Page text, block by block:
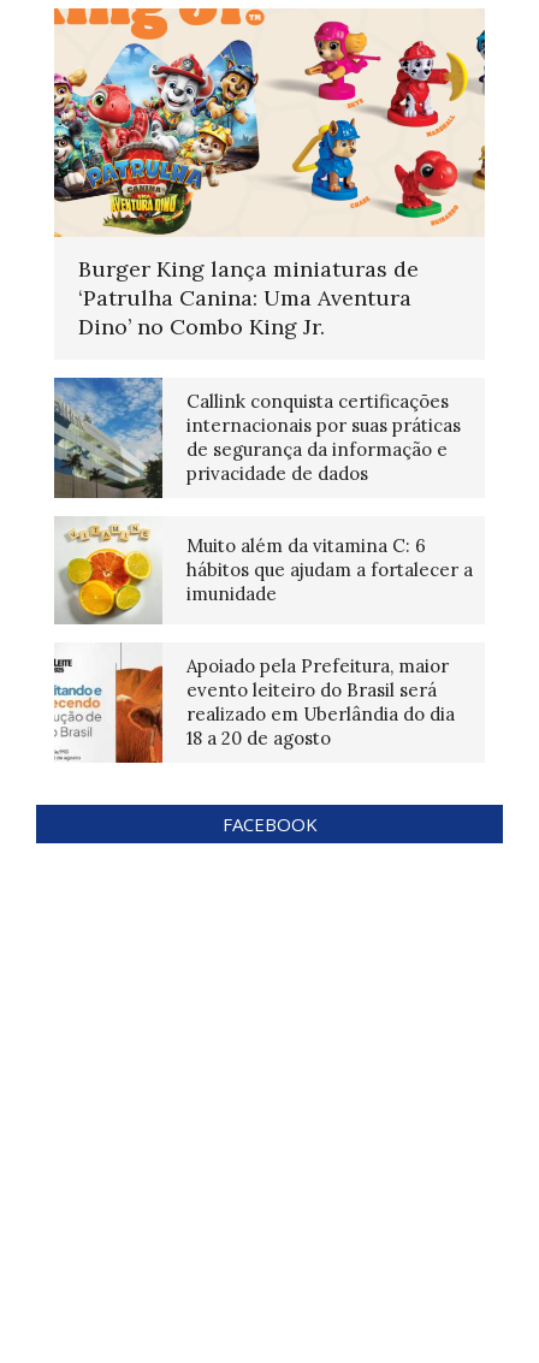
Burger King lança miniaturas de
‘Patrulha Canina: Uma Aventura
Dino’ no Combo King Jr.
Callink conquista certificações
internacionais por suas práticas
de segurança da informação e
privacidade de dados
Muito além da vitamina C: 6
hábitos que ajudam a fortalecer a
imunidade
Apoiado pela Prefeitura, maior
evento leiteiro do Brasil será
realizado em Uberlândia do dia
18 a 20 de agosto
FACEBOOK